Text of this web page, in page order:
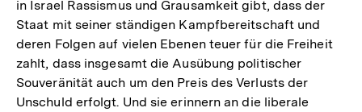
in Israel Rassismus und Grausamkeit gibt, dass der
Staat mit seiner ständigen Kampfbereitschaft und
deren Folgen auf vielen Ebenen teuer für die Freiheit
zahlt, dass insgesamt die Ausübung politischer
Souveränität auch um den Preis des Verlusts der
Unschuld erfolgt. Und sie erinnern an die liberale